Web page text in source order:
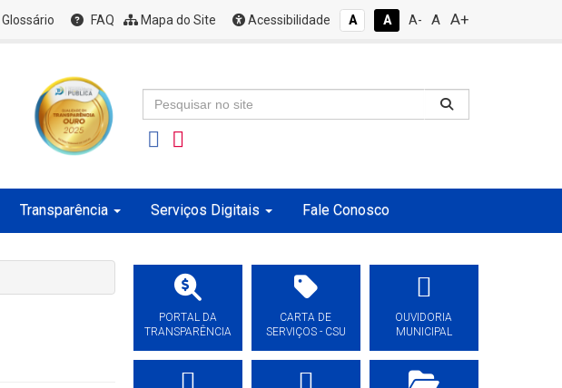
Glossário FAQ Mapa do Site Acessibilidade A A A- A A+
Transparência Serviços Digitais Fale Conosco
PORTAL DA
TRANSPARÊNCIA
CARTA DE
SERVIÇOS - CSU
OUVIDORIA
MUNICIPAL